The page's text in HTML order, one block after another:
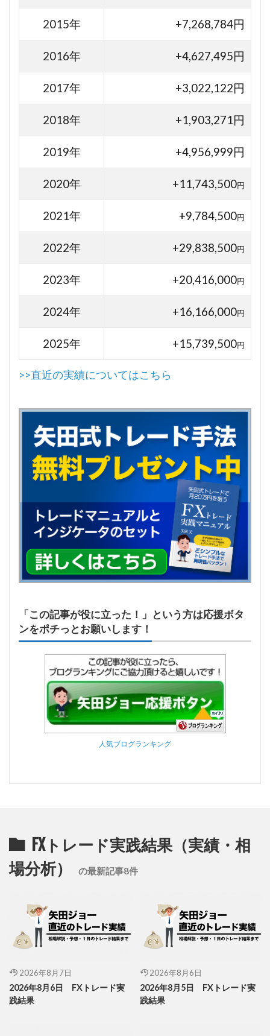
2015年 +7,268,784円
2016年 +4,627,495円
2017年 +3,022,122円
2018年 +1,903,271円
2019年 +4,956,999円
2020年 +11,743,500円
2021年 +9,784,500円
2022年 +29,838,500円
2023年 +20,416,000円
2024年 +16,166,000円
2025年 +15,739,500円
>>直近の実績についてはこちら
「この記事が役に立った！」という方は応援ボタ
ンをポチっとお願いします！
人気ブログランキング
FXトレード実践結果（実績・相
場分析）
の最新記事8件
2026年8月7日
2026年8月6日 FXトレード実
践結果
2026年8月6日
2026年8月5日 FXトレード実
践結果